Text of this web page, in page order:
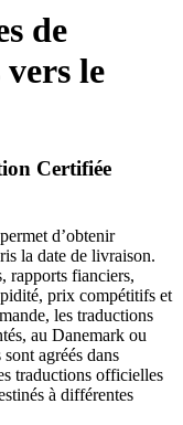
de
le
Certifiée
d’obtenir
la date de livraison.
rapports fianciers,
prix compétitifs et
les traductions
au Danemark ou
agréés dans
traductions officielles
à différentes